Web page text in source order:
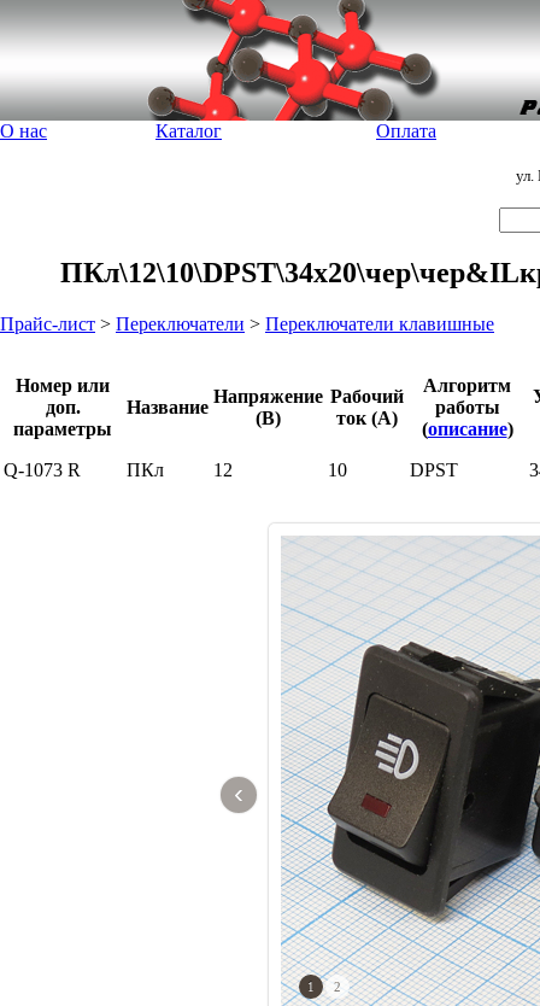
О нас Каталог Оплата
Прайс-лист > Переключатели > Переключатели клавишные
Номер или
доп.
параметры
Название
Напряжение
(В)
Рабочий
ток (А)
Алгоритм
работы
(описание)
Q-1073 R ПКл 12 10 DPST
‹
1 2